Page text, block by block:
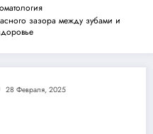
зазора между зубами и
28 Февраля, 2025